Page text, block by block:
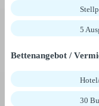
5
Bettenangebot /
30